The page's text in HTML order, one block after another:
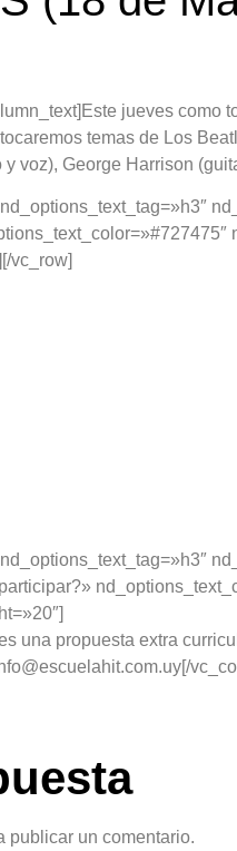
jueves
temas de Los
voz), George Harrison
vc_row]
una propuesta extra
publicar un comentario.